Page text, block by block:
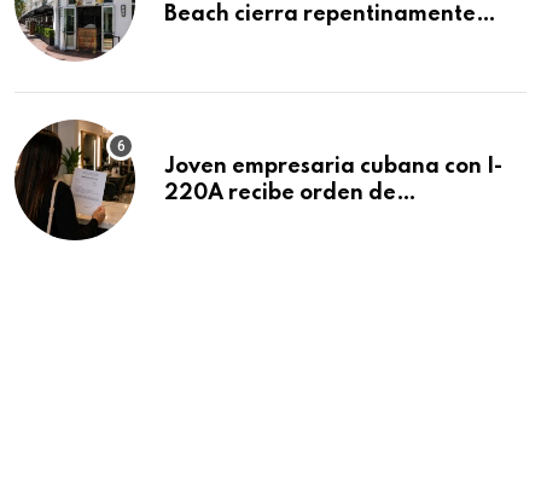
Beach cierra repentinamente
Joven empresaria cubana con I-
220A recibe orden de